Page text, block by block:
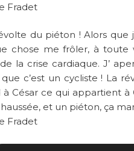
Fradet
du piéton ! Alors
chose me frôler, à toute
la crise cardiaque. J’
que c’est un cycliste ! La
à César ce qui appartient à
et un piéton, ça
Fradet